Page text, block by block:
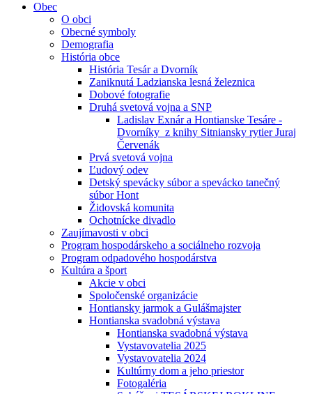
Obec
O obci
Obecné symboly
Demografia
História obce
História Tesár a Dvorník
Zaniknutá Ladzianska lesná železnica
Dobové fotografie
Druhá svetová vojna a SNP
Ladislav Exnár a Hontianske Tesáre -
Dvorníky z knihy Sitniansky rytier Juraj
Červenák
Prvá svetová vojna
Ľudový odev
Detský spevácky súbor a spevácko tanečný
súbor Hont
Židovská komunita
Ochotnícke divadlo
Zaujímavosti v obci
Program hospodárskeho a sociálneho rozvoja
Program odpadového hospodárstva
Kultúra a šport
Akcie v obci
Spoločenské organizácie
Hontiansky jarmok a Gulášmajster
Hontianska svadobná výstava
Hontianska svadobná výstava
Vystavovatelia 2025
Vystavovatelia 2024
Kultúrny dom a jeho priestor
Fotogaléria